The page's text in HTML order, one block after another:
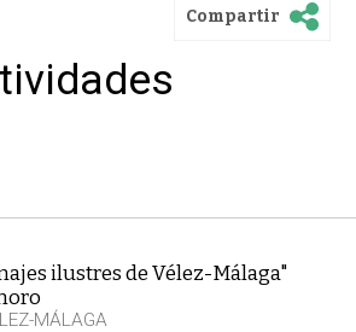
Compartir
ilustres de Vélez-Málaga"
MÁLAGA